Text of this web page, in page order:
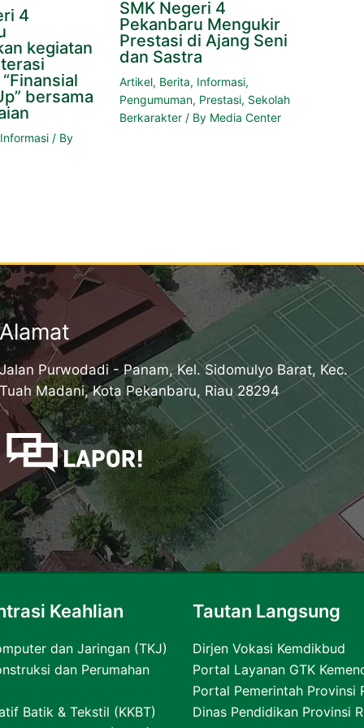
4
kegiatan
bersama
Informasi / By
SMK Negeri 4
Pekanbaru Mengukir
Prestasi di Ajang Seni
dan Sastra
Artikel, Berita, Informasi,
Pengumuman, Prestasi, Sekolah
Berkarakter/ By Media Center
Alamat
Jalan Purwodadi - Panam, Kel. Sidomulyo Barat, Kec.
Tuah Madani, Kota Pekanbaru, Riau 28294
Keahlian
dan Jaringan (TKJ)
dan Perumahan
Batik & Tekstil (KKBT)
Tautan Langsung
Dirjen Vokasi Kemdikbud
Portal Layanan GTK
Portal Pemerintah Provinsi
Dinas Pendidikan Provinsi